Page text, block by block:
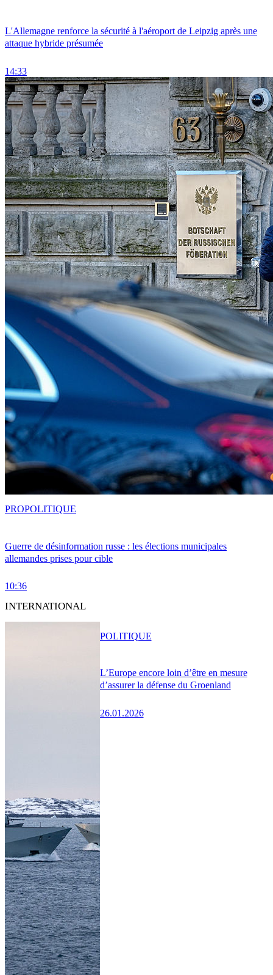
L'Allemagne renforce la sécurité à l'aéroport de Leipzig après une
attaque hybride présumée
14:33
Guerre de désinformation russe : les élections municipales
allemandes prises pour cible
10:36
PROPOLITIQUE
INTERNATIONAL
L’Europe encore loin d’être en mesure
d’assurer la défense du Groenland
26.01.2026
POLITIQUE